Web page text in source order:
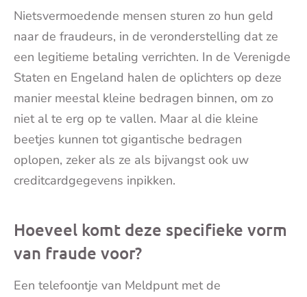
Nietsvermoedende mensen sturen zo hun geld
naar de fraudeurs, in de veronderstelling dat ze
een legitieme betaling verrichten. In de Verenigde
Staten en Engeland halen de oplichters op deze
manier meestal kleine bedragen binnen, om zo
niet al te erg op te vallen. Maar al die kleine
beetjes kunnen tot gigantische bedragen
oplopen, zeker als ze als bijvangst ook uw
creditcardgegevens inpikken.
Hoeveel komt deze specifieke vorm
van fraude voor?
Een telefoontje van Meldpunt met de